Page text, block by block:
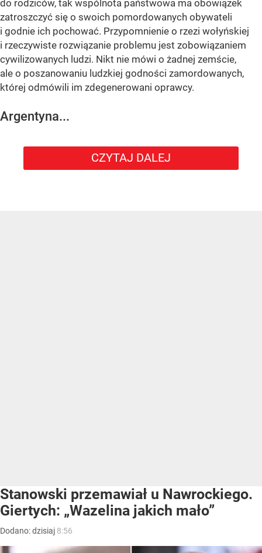
do rodziców, tak wspólnota państwowa ma obowiązek
zatroszczyć się o swoich pomordowanych obywateli
i godnie ich pochować. Przypomnienie o rzezi wołyńskiej
i rzeczywiste rozwiązanie problemu jest zobowiązaniem
cywilizowanych ludzi. Nikt nie mówi o żadnej zemście,
ale o poszanowaniu ludzkiej godności zamordowanych,
której odmówili im zdegenerowani oprawcy.
Argentyna...
CZYTAJ DALEJ
Stanowski przemawiał u Nawrockiego.
Giertych: „Wazelina jakich mało”
Dodano:dzisiaj 8:56